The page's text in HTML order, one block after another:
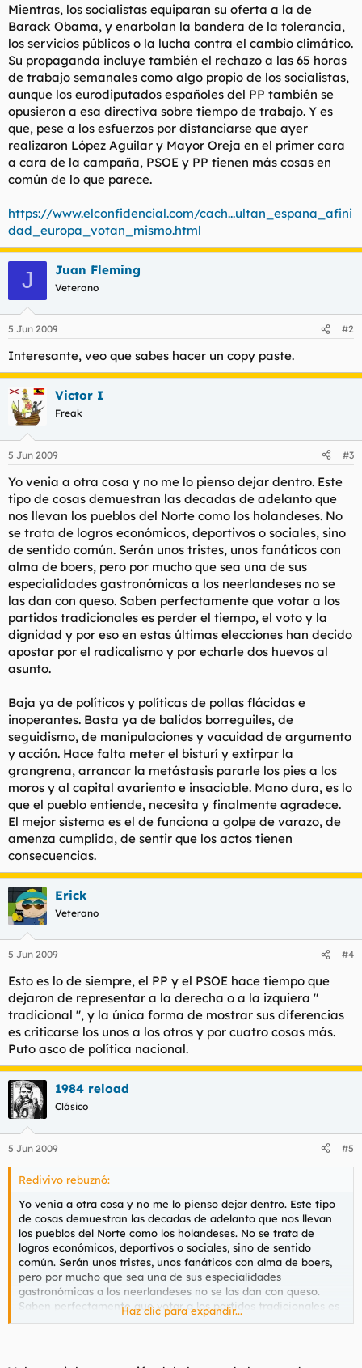
Mientras, los socialistas equiparan su oferta a la de
Barack Obama, y enarbolan la bandera de la tolerancia,
los servicios públicos o la lucha contra el cambio climático.
Su propaganda incluye también el rechazo a las 65 horas
de trabajo semanales como algo propio de los socialistas,
aunque los eurodiputados españoles del PP también se
opusieron a esa directiva sobre tiempo de trabajo. Y es
que, pese a los esfuerzos por distanciarse que ayer
realizaron López Aguilar y Mayor Oreja en el primer cara
a cara de la campaña, PSOE y PP tienen más cosas en
común de lo que parece.
https://www.elconfidencial.com/cach...ultan_espana_afini
dad_europa_votan_mismo.html
J Juan Fleming
Veterano
5 Jun 2009 #2
Interesante, veo que sabes hacer un copy paste.
Victor I
Freak
5 Jun 2009 #3
Yo venia a otra cosa y no me lo pienso dejar dentro. Este
tipo de cosas demuestran las decadas de adelanto que
nos llevan los pueblos del Norte como los holandeses. No
se trata de logros económicos, deportivos o sociales, sino
de sentido común. Serán unos tristes, unos fanáticos con
alma de boers, pero por mucho que sea una de sus
especialidades gastronómicas a los neerlandeses no se
las dan con queso. Saben perfectamente que votar a los
partidos tradicionales es perder el tiempo, el voto y la
dignidad y por eso en estas últimas elecciones han decido
apostar por el radicalismo y por echarle dos huevos al
asunto.
Baja ya de políticos y políticas de pollas flácidas e
inoperantes. Basta ya de balidos borreguiles, de
seguidismo, de manipulaciones y vacuidad de argumento
y acción. Hace falta meter el bisturí y extirpar la
grangrena, arrancar la metástasis pararle los pies a los
moros y al capital avariento e insaciable. Mano dura, es lo
que el pueblo entiende, necesita y finalmente agradece.
El mejor sistema es el de funciona a golpe de varazo, de
amenza cumplida, de sentir que los actos tienen
consecuencias.
Erick
Veterano
5 Jun 2009 #4
Esto es lo de siempre, el PP y el PSOE hace tiempo que
dejaron de representar a la derecha o a la izquiera "
tradicional ", y la única forma de mostrar sus diferencias
es criticarse los unos a los otros y por cuatro cosas más.
Puto asco de política nacional.
1984 reload
Clásico
5 Jun 2009 #5
Redivivo rebuznó:
Yo venia a otra cosa y no me lo pienso dejar dentro. Este tipo
de cosas demuestran las decadas de adelanto que nos llevan
los pueblos del Norte como los holandeses. No se trata de
logros económicos, deportivos o sociales, sino de sentido
común. Serán unos tristes, unos fanáticos con alma de boers,
pero por mucho que sea una de sus especialidades
gastronómicas a los neerlandeses no se las dan con queso.
Saben perfectamente que votar a los partidos tradicionales es
perder el tiempo, el voto y la dignidad y por eso en estas
Haz clic para expandir...